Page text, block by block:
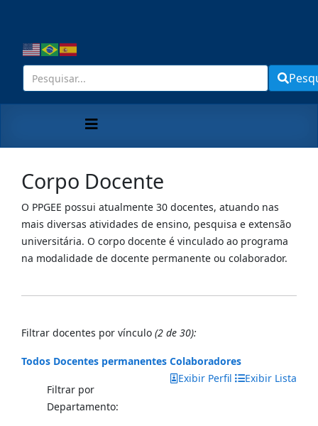
Corpo Docente
O PPGEE possui atualmente 30 docentes, atuando nas
mais diversas atividades de ensino, pesquisa e extensão
universitária. O corpo docente é vinculado ao programa
na modalidade de docente permanente ou colaborador.
Filtrar docentes por vínculo (2 de 30):
Todos Docentes permanentes Colaboradores
Exibir Perfil
Exibir Lista
Filtrar por
Departamento: